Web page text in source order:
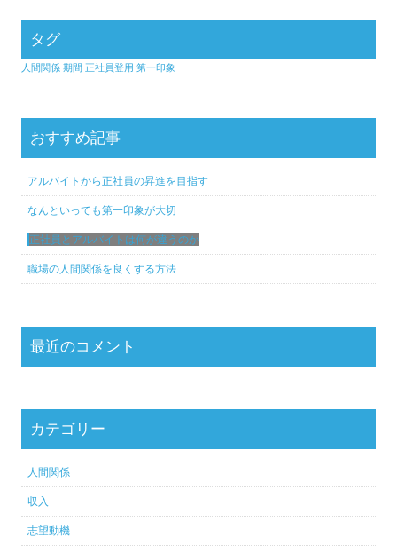
タグ
人間関係 期間 正社員登用 第一印象
おすすめ記事
アルバイトから正社員の昇進を目指す
なんといっても第一印象が大切
正社員とアルバイトは何が違うのか
職場の人間関係を良くする方法
最近のコメント
カテゴリー
人間関係
収入
志望動機